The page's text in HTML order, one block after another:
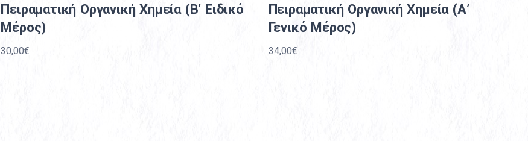
Πειραματική Οργανική Χημεία (B’ Ειδικό
Μέρος)
30,00€
Πειραματική Οργανική Χημεία (Α’
Γενικό Μέρος)
34,00€